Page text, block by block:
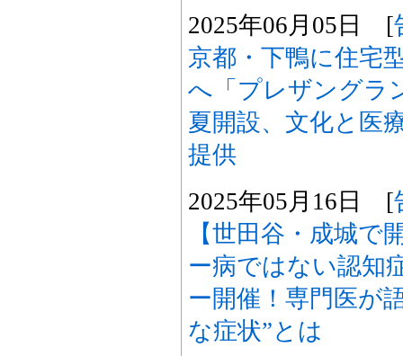
2025年06月05日 [
京都・下鴨に住宅
へ「プレザングラ
夏開設、文化と医
提供
2025年05月16日 [
【世田谷・成城で
ー病ではない認知
ー開催！専門医が
な症状”とは